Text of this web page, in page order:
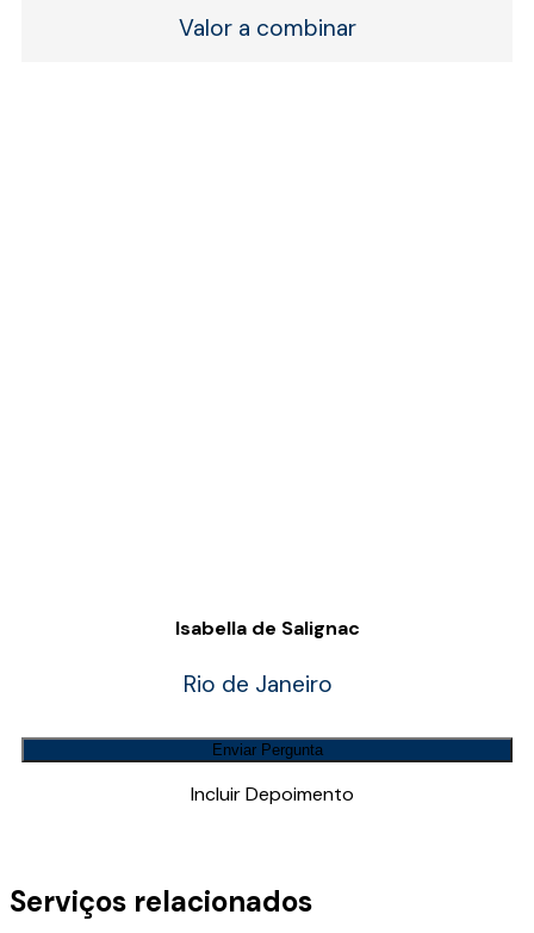
Valor a combinar
Isabella de Salignac
Rio de Janeiro
Enviar Pergunta
Incluir Depoimento
Serviços relacionados